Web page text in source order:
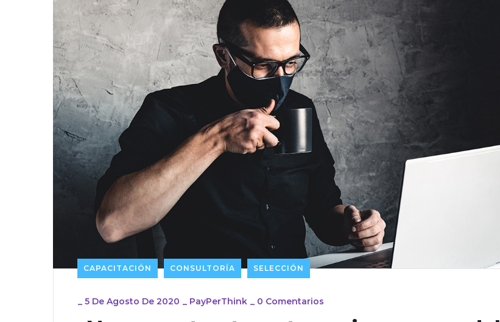
CAPACITACIÓN CONSULTORÍA SELECCIÓN
5 De Agosto De 2020 PayPerThink 0 Comentarios